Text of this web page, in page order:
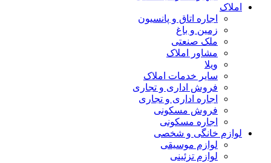
املاک
اجاره اتاق و پانسیون
زمین و باغ
ملک صنعتی
مشاور املاک
ویلا
سایر خدمات املاک
فروش اداری و تجاری
اجاره اداری و تجاری
فروش مسکونی
اجاره مسکونی
لوازم خانگی و شخصی
لوازم موسیقی
لوازم تزئینی